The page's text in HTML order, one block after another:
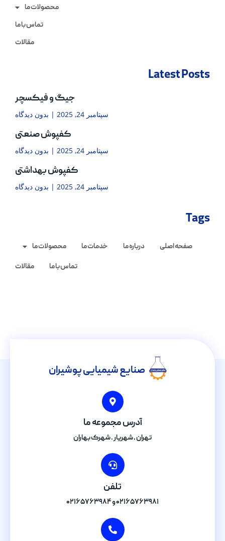
محصولات ما
تماس با ما
مقالات
Latest Posts
جیگ و فیکسچر
سپتامبر 24, 2025 بدون دیدگاه
کفپوش صنعتی
سپتامبر 24, 2025 بدون دیدگاه
کفپوش بهداشتی
سپتامبر 24, 2025 بدون دیدگاه
Tags
صفحه اصلی درباره ما خدمات ما
محصولات ما
تماس با ما
مقالات
صنایع شیمیایی پوشیران
آدرس مجموعه ما
تهران , شهریار . شهرک بهاران
تلفن
۰۲۱۶۵۷۶۳۹۸۱ و ۰۲۱۶۵۷۶۳۹۸۴